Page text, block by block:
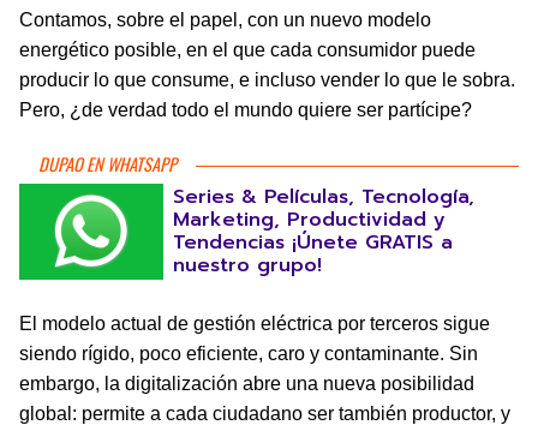
Contamos, sobre el papel, con un nuevo modelo
energético posible, en el que cada consumidor puede
producir lo que consume, e incluso vender lo que le sobra.
Pero, ¿de verdad todo el mundo quiere ser partícipe?
DUPAO EN WHATSAPP
Series & Películas, Tecnología,
Marketing, Productividad y
Tendencias ¡Únete GRATIS a
nuestro grupo!
El modelo actual de gestión eléctrica por terceros sigue
siendo rígido, poco eficiente, caro y contaminante. Sin
embargo, la digitalización abre una nueva posibilidad
global: permite a cada ciudadano ser también productor, y